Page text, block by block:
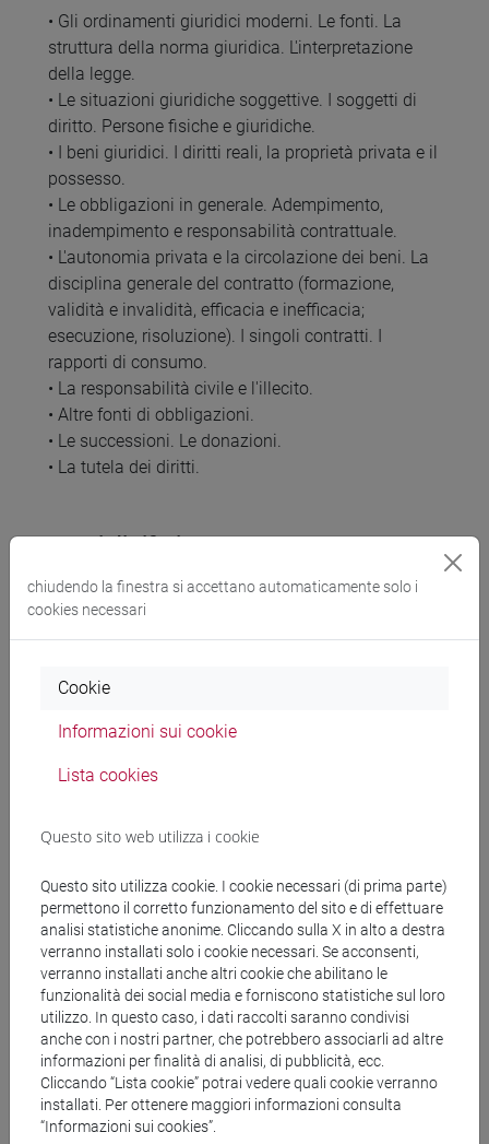
• Gli ordinamenti giuridici moderni. Le fonti. La
struttura della norma giuridica. L'interpretazione
della legge.
• Le situazioni giuridiche soggettive. I soggetti di
diritto. Persone fisiche e giuridiche.
• I beni giuridici. I diritti reali, la proprietà privata e il
possesso.
• Le obbligazioni in generale. Adempimento,
inadempimento e responsabilità contrattuale.
• L'autonomia privata e la circolazione dei beni. La
disciplina generale del contratto (formazione,
validità e invalidità, efficacia e inefficacia;
esecuzione, risoluzione). I singoli contratti. I
rapporti di consumo.
• La responsabilità civile e l'illecito.
• Altre fonti di obbligazioni.
• Le successioni. Le donazioni.
• La tutela dei diritti.
Testi di riferimento
Diritto privato, a cura di E. Gabrielli, ed. Giappichelli,
2020.
capitolo I si consiglia di leggerlo tutto; comunque
tutta;
capitolo II tutto
capitolo VI sezz. III e IV
capitolo VIII parr.da 1 a 8 compreso
capitoli da IX e XIII tutto
capitolo XIV tutto esclusi i parr, 7 e 8
capitoli da XV a XXV tutto
capitolo XXVIII i parr.da 1 a 6 compreso, 7, 7.2, 7.5,
7.6, 8 e 8.1, 8.3, 10
capitolo XXX parr. 1, 1.1, 1.2, 3, 3.1
capitolo XXXI tutti i parr. 1 e 2, comprese le
sottonumerazioni
capitolo XXXII tutto il par. 1
chiudendo la finestra si accettano automaticamente solo i
cookies necessari
Cookie
Informazioni sui cookie
Lista cookies
Questo sito web utilizza i cookie
Questo sito utilizza cookie. I cookie necessari (di prima parte)
permettono il corretto funzionamento del sito e di effettuare
analisi statistiche anonime. Cliccando sulla X in alto a destra
verranno installati solo i cookie necessari. Se acconsenti,
verranno installati anche altri cookie che abilitano le
funzionalità dei social media e forniscono statistiche sul loro
utilizzo. In questo caso, i dati raccolti saranno condivisi
anche con i nostri partner, che potrebbero associarli ad altre
informazioni per finalità di analisi, di pubblicità, ecc.
Cliccando “Lista cookie” potrai vedere quali cookie verranno
installati. Per ottenere maggiori informazioni consulta
“Informazioni sui cookies”.